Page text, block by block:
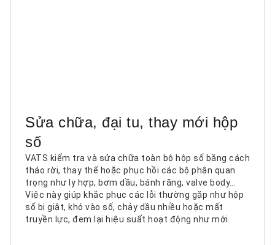
Sửa chữa, đại tu, thay mới hộp
số
VATS kiểm tra và sửa chữa toàn bộ hộp số bằng cách
tháo rời, thay thế hoặc phục hồi các bộ phận quan
trọng như ly hợp, bơm dầu, bánh răng, valve body…
Việc này giúp khắc phục các lỗi thường gặp như hộp
số bị giật, khó vào số, chảy dầu nhiều hoặc mất
truyền lực, đem lại hiệu suất hoạt động như mới